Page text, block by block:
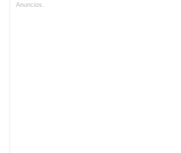
Anuncios.